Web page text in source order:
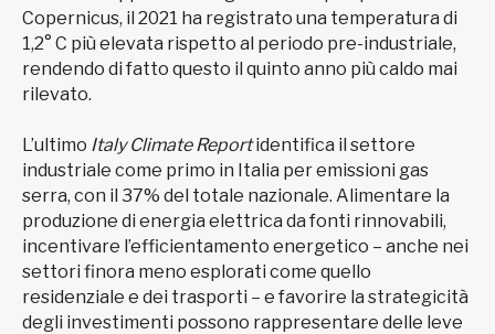
Copernicus, il 2021 ha registrato una temperatura di
1,2° C più elevata rispetto al periodo pre-industriale,
rendendo di fatto questo il quinto anno più caldo mai
rilevato.
L’ultimo Italy Climate Reportidentifica il settore
industriale come primo in Italia per emissioni gas
serra, con il 37% del totale nazionale. Alimentare la
produzione di energia elettrica da fonti rinnovabili,
incentivare l’efficientamento energetico – anche nei
settori finora meno esplorati come quello
residenziale e dei trasporti – e favorire la strategicità
degli investimenti possono rappresentare delle leve